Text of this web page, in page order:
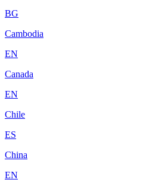
BG
Cambodia
EN
Canada
EN
Chile
ES
China
EN